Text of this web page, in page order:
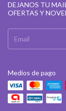
DEJANOS TU
OFERTAS Y
Medios de pago